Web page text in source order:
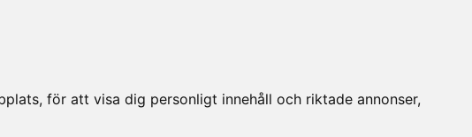
för att visa dig personligt innehåll och riktade annonser,